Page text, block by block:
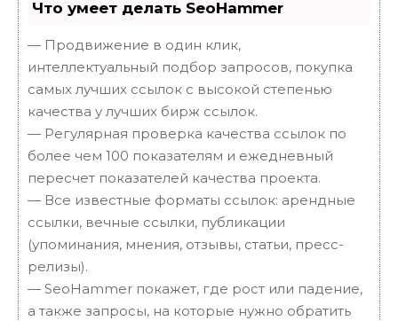
Что умеет делать SeoHammer
— Продвижение в один клик,
интеллектуальный подбор запросов, покупка
самых лучших ссылок с высокой степенью
качества у лучших бирж ссылок.
— Регулярная проверка качества ссылок по
более чем 100 показателям и ежедневный
пересчет показателей качества проекта.
— Все известные форматы ссылок: арендные
ссылки, вечные ссылки, публикации
(упоминания, мнения, отзывы, статьи, пресс-
релизы).
— SeoHammer покажет, где рост или падение,
а также запросы, на которые нужно обратить